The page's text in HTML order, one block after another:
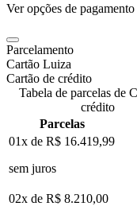
Ver opções de pagamento
Parcelamento
Cartão Luiza
Cartão de crédito
Tabela de parcelas de
crédito
Parcelas
01x de R$ 16.419,99
sem juros
02x de R$ 8.210,00